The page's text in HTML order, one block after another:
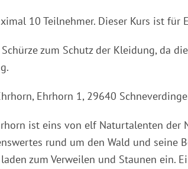
10 Teilnehmer. Dieser Kurs ist für
zum Schutz der Kleidung, da
Ehrhorn 1, 29640
ist eins von elf Naturtalenten der
rund um den Wald und seine
zum Verweilen und Staunen ein.